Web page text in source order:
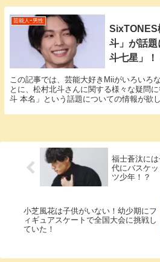
芸能人ｰ男性
SixTONES
斗」が話
斗七星」！
この記事では、芸能大好きMiiがいろいろ
とに、松村北斗さんに関する様々な疑問
斗 本名」という話題についての情報が欲
福士蒼汰に
代にバスケ
ツ少年！？
小芝風花は子供がいない！幼少期にフ
ィギュアスケートで全国大会に挑戦し
ていた！